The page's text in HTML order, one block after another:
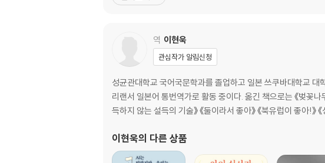
역 이현욱
관심작가 알림신청
성균관대학교 국어국문학과를 졸업하고 일본 쓰쿠바대학교
리랜서 일본어 통번역가로 활동 중이다. 옮긴 책으로는 《벚꽃나
득하지 않는 설득의 기술》 《둘이라서 좋아》 《북유럽이 좋아!》
이현욱의 다른 상품